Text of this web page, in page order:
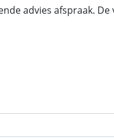
advies afspraak.